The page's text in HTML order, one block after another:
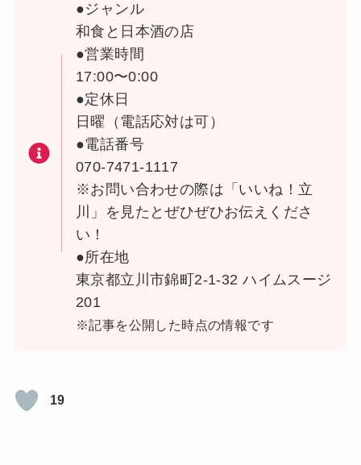
●ジャンル
和食と日本酒の店
●営業時間
17:00〜0:00
●定休日
日曜（電話応対は可）
●電話番号
070-7471-1117
※お問い合わせの際は「いいね！立
川」を見たとぜひぜひお伝えくださ
い！
●所在地
東京都立川市錦町2-1-32 ハイムスージ
201
※記事を公開した時点の情報です
19